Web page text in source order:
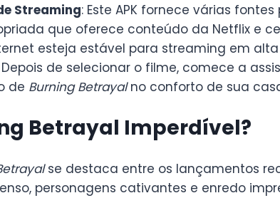
Streaming: Este APK fornece várias
que oferece conteúdo da Netflix e
esteja estável para streaming em
Depois de selecionar o filme, comece a
de Burning Betrayalno conforto de sua
Betrayal Imperdível?
se destaca entre os lançamentos
personagens cativantes e enredo